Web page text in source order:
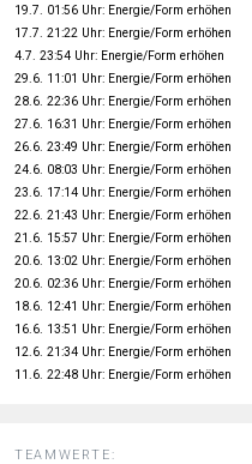
TEAMWERTE:
19.7. 01:56 Uhr: Energie/Form erhöhen
17.7. 21:22 Uhr: Energie/Form erhöhen
4.7. 23:54 Uhr: Energie/Form erhöhen
29.6. 11:01 Uhr: Energie/Form erhöhen
28.6. 22:36 Uhr: Energie/Form erhöhen
27.6. 16:31 Uhr: Energie/Form erhöhen
26.6. 23:49 Uhr: Energie/Form erhöhen
24.6. 08:03 Uhr: Energie/Form erhöhen
23.6. 17:14 Uhr: Energie/Form erhöhen
22.6. 21:43 Uhr: Energie/Form erhöhen
21.6. 15:57 Uhr: Energie/Form erhöhen
20.6. 13:02 Uhr: Energie/Form erhöhen
20.6. 02:36 Uhr: Energie/Form erhöhen
18.6. 12:41 Uhr: Energie/Form erhöhen
16.6. 13:51 Uhr: Energie/Form erhöhen
12.6. 21:34 Uhr: Energie/Form erhöhen
11.6. 22:48 Uhr: Energie/Form erhöhen